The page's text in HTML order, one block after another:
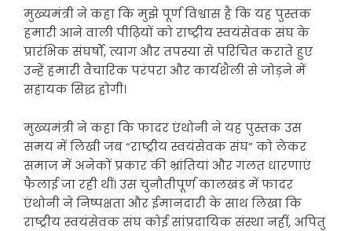
मुख्यमंत्री ने कहा कि मुझे पूर्ण विश्वास है कि यह पुस्तक
हमारी आने वाली पीढ़ियों को राष्ट्रीय स्वयंसेवक संघ के
प्रारंभिक संघर्षों, त्याग और तपस्या से परिचित कराते हुए
उन्हें हमारी वैचारिक परंपरा और कार्यशैली से जोड़ने में
सहायक सिद्ध होगी।
मुख्यमंत्री ने कहा कि फादर एंथोनी ने यह पुस्तक उस
समय में लिखी जब “राष्ट्रीय स्वयंसेवक संघ” को लेकर
समाज में अनेकों प्रकार की भ्रांतियां और गलत धारणाएं
फैलाई जा रही थीं। उस चुनौतीपूर्ण कालखंड में फादर
एंथोनी ने निष्पक्षता और ईमानदारी के साथ लिखा कि
राष्ट्रीय स्वयंसेवक संघ कोई सांप्रदायिक संस्था नहीं, अपितु